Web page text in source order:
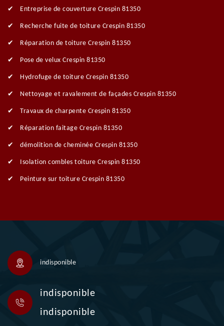
Entreprise de couverture Crespin 81350
Recherche fuite de toiture Crespin 81350
Réparation de toiture Crespin 81350
Pose de velux Crespin 81350
Hydrofuge de toiture Crespin 81350
Nettoyage et ravalement de façades Crespin 81350
Travaux de charpente Crespin 81350
Réparation faitage Crespin 81350
démolition de cheminée Crespin 81350
Isolation combles toiture Crespin 81350
Peinture sur toiture Crespin 81350
indisponible
indisponible
indisponible